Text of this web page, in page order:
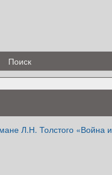
Л.Н. Толстого «Война и